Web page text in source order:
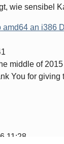
wie sensibel
amd64 an i386
middle of
You for giving
11:28